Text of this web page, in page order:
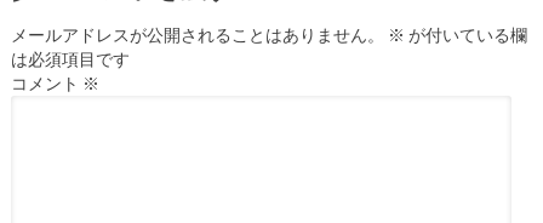
メールアドレスが公開されることはありません。 ※ が付いている欄
は必須項目です
コメント ※